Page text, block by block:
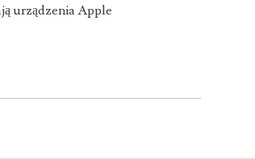
urządzenia Apple